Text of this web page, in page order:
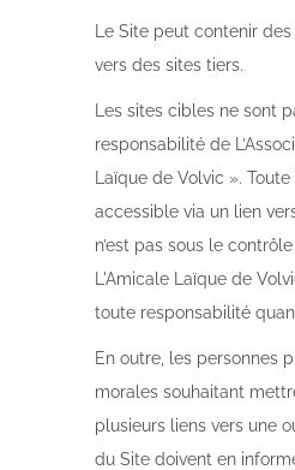
Le Site peut contenir
vers des sites tiers.
Les sites cibles ne sont
responsabilité de
Laïque de Volvic ».
accessible via un lien
n’est pas sous le
L'Amicale Laïque de
toute responsabilité
En outre, les personnes
morales souhaitant
plusieurs liens vers une
du Site doivent en